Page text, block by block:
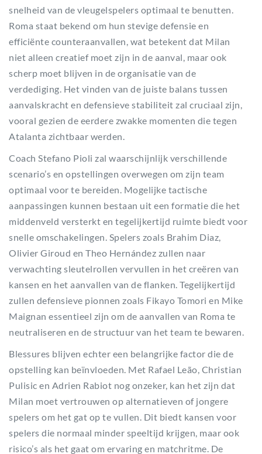
snelheid van de vleugelspelers optimaal te benutten.
Roma staat bekend om hun stevige defensie en
efficiënte counteraanvallen, wat betekent dat Milan
niet alleen creatief moet zijn in de aanval, maar ook
scherp moet blijven in de organisatie van de
verdediging. Het vinden van de juiste balans tussen
aanvalskracht en defensieve stabiliteit zal cruciaal zijn,
vooral gezien de eerdere zwakke momenten die tegen
Atalanta zichtbaar werden.
Coach Stefano Pioli zal waarschijnlijk verschillende
scenario’s en opstellingen overwegen om zijn team
optimaal voor te bereiden. Mogelijke tactische
aanpassingen kunnen bestaan uit een formatie die het
middenveld versterkt en tegelijkertijd ruimte biedt voor
snelle omschakelingen. Spelers zoals Brahim Diaz,
Olivier Giroud en Theo Hernández zullen naar
verwachting sleutelrollen vervullen in het creëren van
kansen en het aanvallen van de flanken. Tegelijkertijd
zullen defensieve pionnen zoals Fikayo Tomori en Mike
Maignan essentieel zijn om de aanvallen van Roma te
neutraliseren en de structuur van het team te bewaren.
Blessures blijven echter een belangrijke factor die de
opstelling kan beïnvloeden. Met Rafael Leão, Christian
Pulisic en Adrien Rabiot nog onzeker, kan het zijn dat
Milan moet vertrouwen op alternatieven of jongere
spelers om het gat op te vullen. Dit biedt kansen voor
spelers die normaal minder speeltijd krijgen, maar ook
risico’s als het gaat om ervaring en matchritme. De